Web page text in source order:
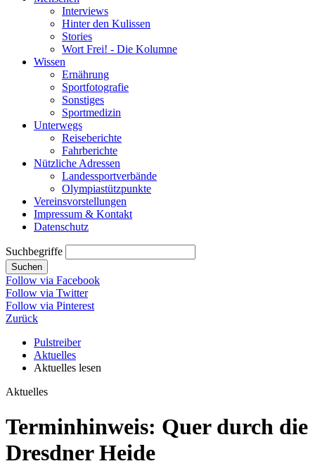
Interviews
Hinter den Kulissen
Stories
Wort Frei! - Die Kolumne
Wissen
Ernährung
Sportfotografie
Sonstiges
Sportmedizin
Unterwegs
Reiseberichte
Fahrberichte
Nützliche Adressen
Landessportverbände
Olympiastützpunkte
Vereinsvorstellungen
Impressum & Kontakt
Datenschutz
Suchbegriffe
Suchen
Follow via Facebook
Follow via Twitter
Follow via Pinterest
Zurück
Pulstreiber
Aktuelles
Aktuelles lesen
Aktuelles
Terminhinweis: Quer durch die
Dresdner Heide